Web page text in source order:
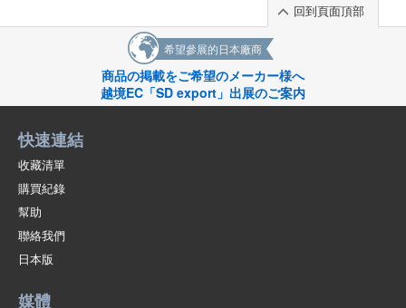
回到頁面頂部
希望參展的日本廠商
商品の掲載をご希望のメーカー様へ
越境EC「SD export」出展のご案内
快速連結
收藏清單
購買紀錄
幫助
聯絡我們
日本版
媒體